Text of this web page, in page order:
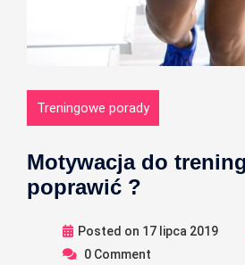
Treningowe porady
Motywacja do
poprawić ?
Posted on 17 lipca 2019
0 Comment